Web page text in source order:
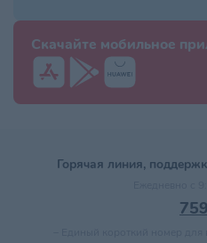
Скачайте мобильное
Горячая линия,